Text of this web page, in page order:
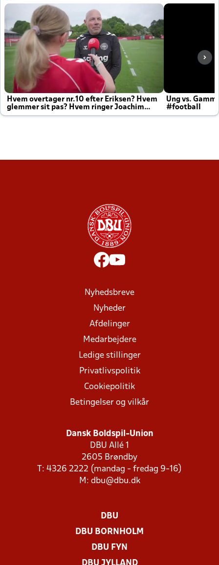
Hvem overtager nr.10 efter Eriksen? Hvem
glemmer sit pas? Hvem ringer Joachim
altid til efter kampe?
Ung vs.
#football
Nyhedsbreve
Nyheder
Afdelinger
Medarbejdere
Ledige stillinger
Privatlivspolitik
Cookiepolitik
Betingelser og vilkår
Dansk Boldspil-Union
DBU Allé 1
2605 Brøndby
T: 4326 2222 (mandag - fredag 9-16)
M: dbu@dbu.dk
DBU
DBU BORNHOLM
DBU FYN